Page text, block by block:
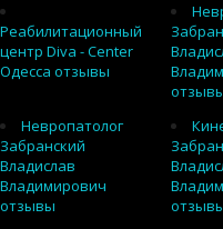
Реабилитационный
центр Diva - Center
Одесса отзывы
Невропатолог
Забранский
Владислав
Владимирович
отзывы